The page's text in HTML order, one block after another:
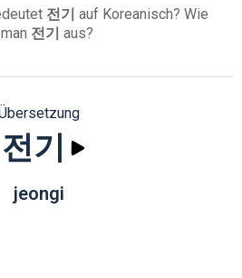
전기 auf Koreanisch? Wie
전기 aus?
전기
jeongi